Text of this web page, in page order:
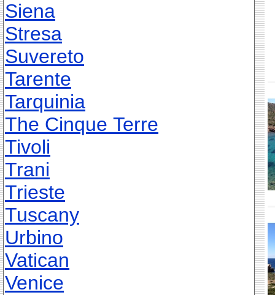
Siena
Stresa
Suvereto
Tarente
Tarquinia
The Cinque Terre
Tivoli
Trani
Trieste
Tuscany
Urbino
Vatican
Venice